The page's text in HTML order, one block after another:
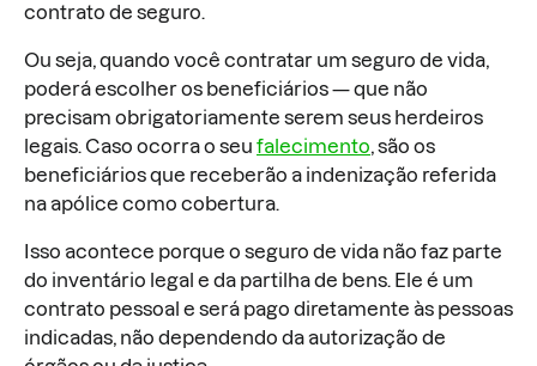
contrato de seguro.
Ou seja, quando você contratar um seguro de vida,
poderá escolher os beneficiários — que não
precisam obrigatoriamente serem seus herdeiros
legais. Caso ocorra o seu falecimento, são os
beneficiários que receberão a indenização referida
na apólice como cobertura.
Isso acontece porque o seguro de vida não faz parte
do inventário legal e da partilha de bens. Ele é um
contrato pessoal e será pago diretamente às pessoas
indicadas, não dependendo da autorização de